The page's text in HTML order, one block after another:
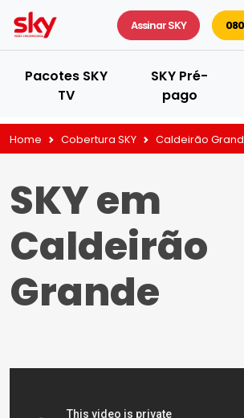
Assinar SKY
Pacotes SKY
TV
SKY Pré-
pago
Home Cobertura SKY Caldeirão
SKY em
Caldeirão
Grande